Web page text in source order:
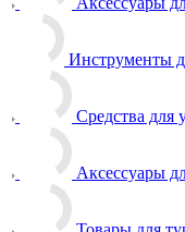
Инструменты
Средства для
Аксессуары